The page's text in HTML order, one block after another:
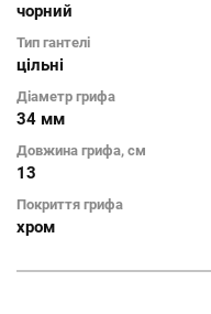
чорний
Тип гантелі
цільні
Діаметр грифа
34 мм
Довжина грифа, см
13
Покриття грифа
хром